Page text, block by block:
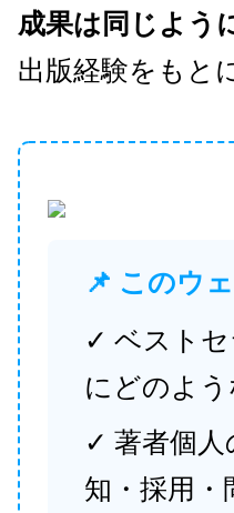
成果は同じよう
出版経験をもと
📌 このウ
✓ ベスト
にどのよ
✓ 著者個人
知・採用